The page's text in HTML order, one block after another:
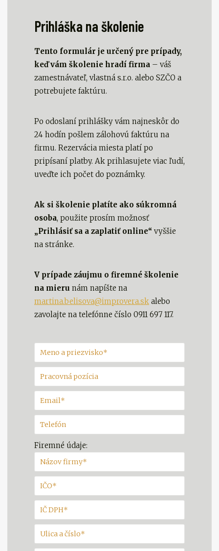
Prihláška na školenie
Tento formulár je určený pre prípady,
keď vám školenie hradí firma – váš
zamestnávateľ, vlastná s.r.o. alebo SZČO a
potrebujete faktúru.
Po odoslaní prihlášky vám najneskôr do
24 hodín pošlem zálohovú faktúru na
firmu. Rezervácia miesta platí po
pripísaní platby. Ak prihlasujete viac ľudí,
uveďte ich počet do poznámky.
Ak si školenie platíte ako súkromná
osoba, použite prosím možnosť
„Prihlásiť sa a zaplatiť online“ vyššie
na stránke.
V prípade záujmu o firemné školenie
na mieru nám napíšte na
martina.belisova@improvera.sk alebo
zavolajte na telefónne číslo 0911 697 117.
Firemné údaje: